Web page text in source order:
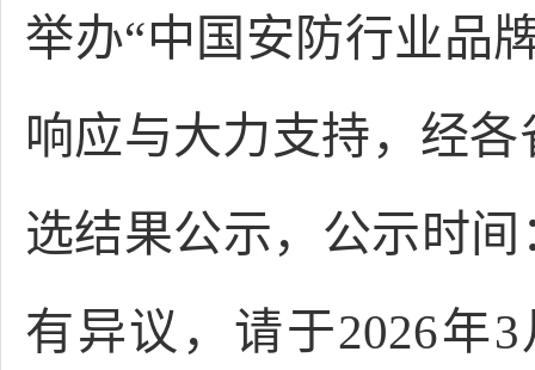
举办“中国安防行业品
响应与大力支持，经
选结果公示，公示时
有异议，请于2026年